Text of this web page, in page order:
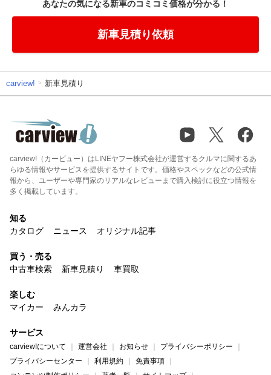
あなたの気になる新車のコミコミ価格が分かる！
新車見積り依頼
carview! 新車見積り
carview!（カービュー）はLINEヤフー株式会社が運営するクルマに関するあ
らゆる情報やサービスを提供するサイトです。価格やスペックなどの公式情
報から、ユーザーや専門家のリアルなレビューまで購入検討に役立つ情報を
多く掲載しています。
知る
カタログ
ニュース オリジナル記事
買う・売る
中古車検索
新車見積り 車買取
楽しむ
マイカー
みんカラ
サービス
carview!について 運営会社 お知らせ
プライバシーポリシー
プライバシーセンター
利用規約
免責事項